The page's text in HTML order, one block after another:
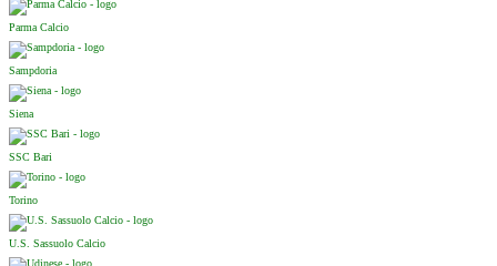
Parma Calcio
Sampdoria
Siena
SSC Bari
Torino
U.S. Sassuolo Calcio